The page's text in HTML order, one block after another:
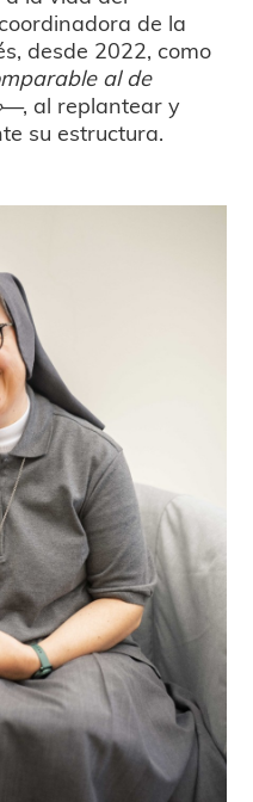
de la
desde 2022, como
al de
—, al replantear y
su estructura.